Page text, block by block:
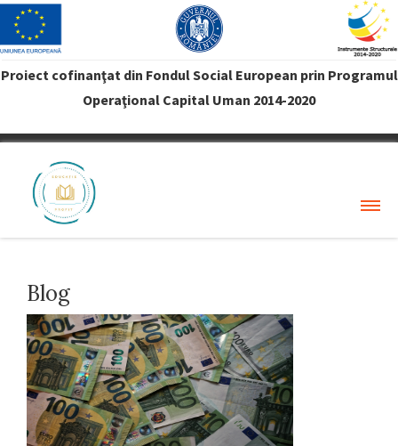
Proiect cofinanţat din Fondul Social European prin Programul
Operaţional Capital Uman 2014-2020
VREAU PROFIT
Blog